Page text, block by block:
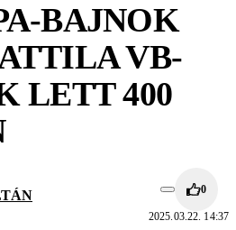
BAJNOK
VB-
LETT 400
0
2025.03.22. 14:37